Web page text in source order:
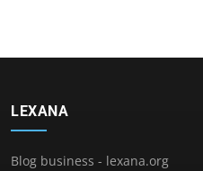
LEXANA
Blog business - lexana.org